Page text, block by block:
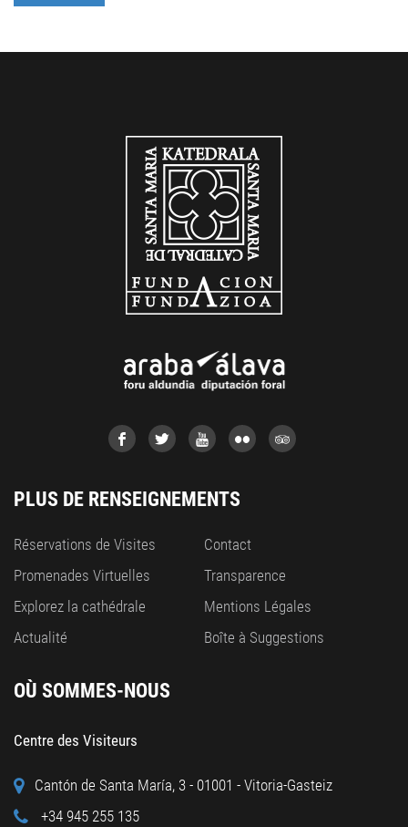
PLUS DE RENSEIGNEMENTS
Réservations de Visites
Promenades Virtuelles
Explorez la cathédrale
Actualité
Contact
Transparence
Mentions Légales
Boîte à Suggestions
OÙ SOMMES-NOUS
Centre des Visiteurs
Cantón de Santa María, 3 - 01001 - Vitoria-Gasteiz
+34 945 255 135